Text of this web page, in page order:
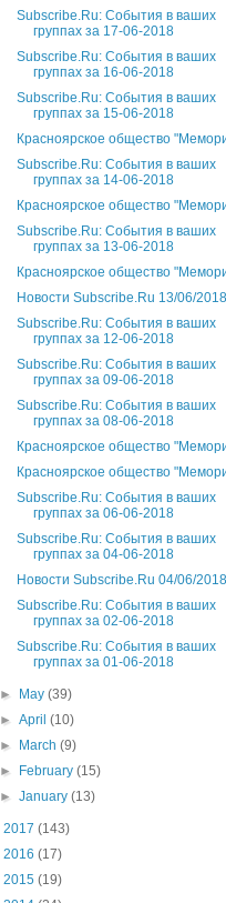
Subscribe.Ru: События в ваших
группах за 17-06-2018
Subscribe.Ru: События в ваших
группах за 16-06-2018
Subscribe.Ru: События в ваших
группах за 15-06-2018
Красноярское общество
Subscribe.Ru: События в ваших
группах за 14-06-2018
Красноярское общество
Subscribe.Ru: События в ваших
группах за 13-06-2018
Красноярское общество
Новости Subscribe.Ru 13/06/2018
Subscribe.Ru: События в ваших
группах за 12-06-2018
Subscribe.Ru: События в ваших
группах за 09-06-2018
Subscribe.Ru: События в ваших
группах за 08-06-2018
Красноярское общество
Красноярское общество
Subscribe.Ru: События в ваших
группах за 06-06-2018
Subscribe.Ru: События в ваших
группах за 04-06-2018
Новости Subscribe.Ru 04/06/2018
Subscribe.Ru: События в ваших
группах за 02-06-2018
Subscribe.Ru: События в ваших
группах за 01-06-2018
► May(39)
►April(10)
►
March(9)
►
February(15)
►January(13)
2017 (143)
2016 (17)
2015 (19)